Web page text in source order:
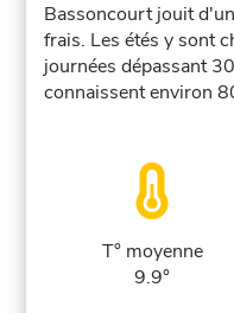
Bassoncourt jouit
frais. Les étés y sont
journées dépassant
connaissent environ
T° moyenne
9.9°